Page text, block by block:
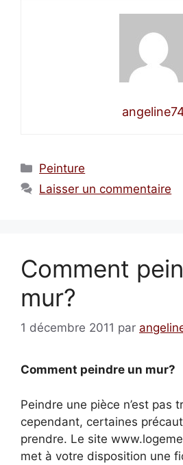
Catégories
Peinture
Laisser un commentaire
Comment
mur?
1 décembre 2011 par
Comment peindre un mur?
Peindre une pièce n’est pas
cependant, certaines
prendre. Le site
met à votre disposition une